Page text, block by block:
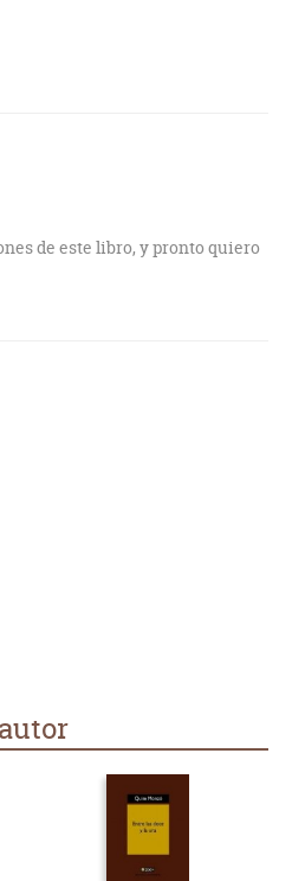
de este libro, y pronto quiero